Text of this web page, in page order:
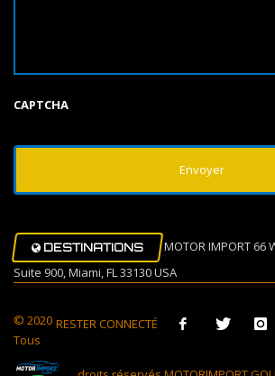
CAPTCHA
DESTINATIONS
MOTOR IMPORT 66
Suite 900, Miami, FL 33130 USA
RESTER CONNECTÉ
© 2020
Tous